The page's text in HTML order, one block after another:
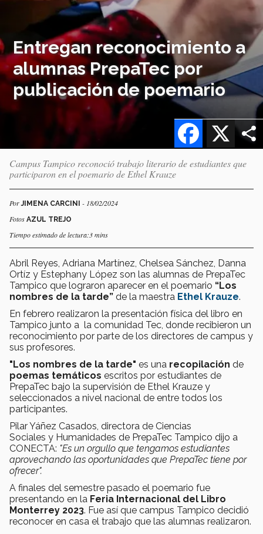
Entregan reconocimiento a
alumnas PrepaTec por
publicación de poemario
X
Facebook
Campus Tampico reconoció trabajo literario de estudiantes que
participaron en el poemario de Ethel Krauze
PorJIMENA CARCINI - 18/02/2024
Fotos AZUL TREJO
Tiempo estimado de lectura:3 mins
Abril Reyes, Adriana Martínez, Chelsea Sánchez, Danna
Ortíz y Estephany López son las alumnas de PrepaTec
Tampico que lograron aparecer en el poemario “Los
nombres de la tarde” de la maestra Ethel Krauze.
En febrero realizaron la presentación física del libro en
Tampico junto a la comunidad Tec, donde recibieron un
reconocimiento por parte de los directores de campus y
sus profesores.
"Los nombres de la tarde" es una recopilación de
poemas temáticos escritos por estudiantes de
PrepaTec bajo la supervisión de Ethel Krauze y
seleccionados a nivel nacional de entre todos los
participantes.
Pilar Yáñez Casados, directora de Ciencias
Sociales y Humanidades de PrepaTec Tampico dijo a
CONECTA: "Es un orgullo que tengamos estudiantes
aprovechando las oportunidades que PrepaTec tiene por
ofrecer".
A finales del semestre pasado el poemario fue
presentando en la Feria Internacional del Libro
Monterrey 2023. Fue así que campus Tampico decidió
reconocer en casa el trabajo que las alumnas realizaron.